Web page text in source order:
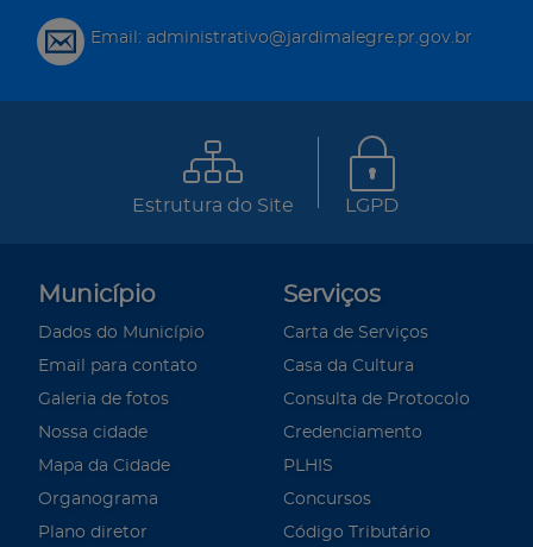
Email: administrativo@jardimalegre.pr.gov.br
Estrutura do Site LGPD
Município
Dados do Município
Email para contato
Galeria de fotos
Nossa cidade
Mapa da Cidade
Organograma
Plano diretor
Serviços
Carta de Serviços
Casa da Cultura
Consulta de Protocolo
Credenciamento
PLHIS
Concursos
Código Tributário